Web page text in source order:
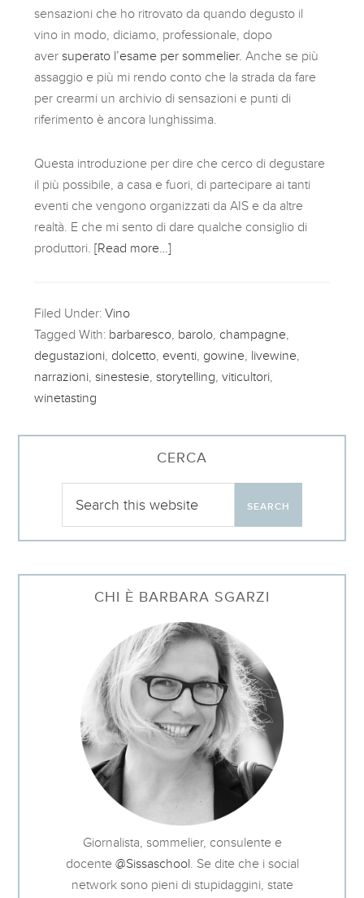
sensazioni che ho ritrovato da quando degusto il
vino in modo, diciamo, professionale, dopo
aver superato l’esame per sommelier. Anche se più
assaggio e più mi rendo conto che la strada da fare
per crearmi un archivio di sensazioni e punti di
riferimento è ancora lunghissima.
Questa introduzione per dire che cerco di degustare
il più possibile, a casa e fuori, di partecipare ai tanti
eventi che vengono organizzati da AIS e da altre
realtà. E che mi sento di dare qualche consiglio di
produttori.[Read more…]
Filed Under:Vino
Tagged With: barbaresco barolo champagne
degustazioni dolcetto eventi gowine livewine
narrazioni ,sinestesie ,storytelling ,viticultori
winetasting
CERCA
CHI È BARBARA SGARZI
Giornalista, sommelier, consulente e
docente @Sissaschool. Se dite che i social
network sono pieni di stupidaggini, state